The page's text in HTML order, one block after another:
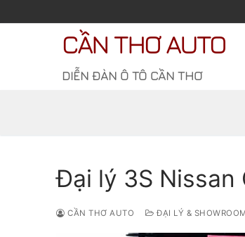
đến
CẦN THƠ AUTO
DIỄN ĐÀN Ô TÔ CẦN THƠ
Đại lý 3S Nissan
CẦN THƠ AUTO ĐẠI LÝ & SHOWROOM